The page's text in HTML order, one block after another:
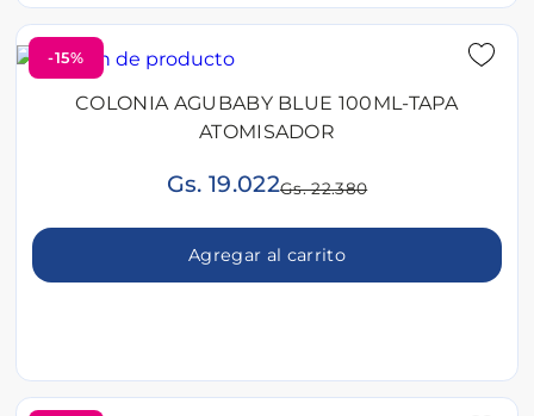
-15%
COLONIA AGUBABY BLUE 100ML-TAPA
ATOMISADOR
Gs. 19.022Gs. 22.380
Agregar al carrito